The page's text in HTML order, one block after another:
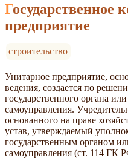
Государственное коммерческое
предприятие
строительство
Унитарное предприятие,
ведения, создается по
государственного органа
самоуправления.
основанного на праве
устав, утверждаемый
государственным органом
самоуправления (ст. 114 ГК